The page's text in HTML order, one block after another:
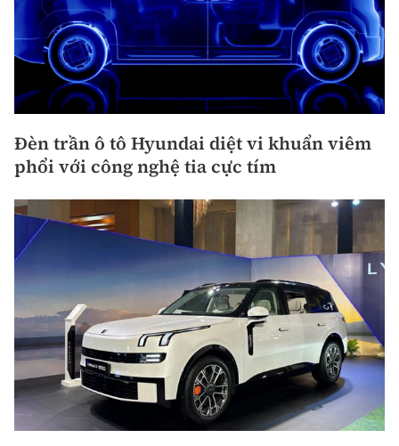
Đèn trần ô tô Hyundai diệt vi khuẩn viêm
phổi với công nghệ tia cực tím